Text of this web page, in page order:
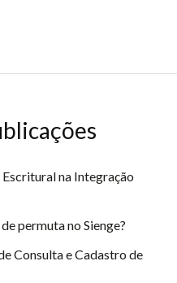
na Integração
permuta no Sienge?
Consulta e Cadastro de